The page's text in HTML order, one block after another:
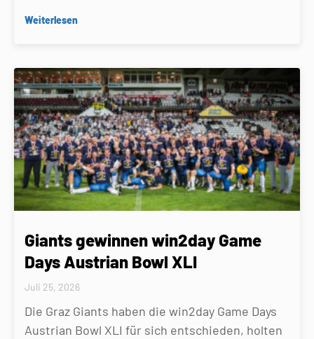
Weiterlesen
Giants gewinnen win2day Game
Days Austrian Bowl XLI
Juli 25, 2026
Die Graz Giants haben die win2day Game Days
Austrian Bowl XLI für sich entschieden, holten